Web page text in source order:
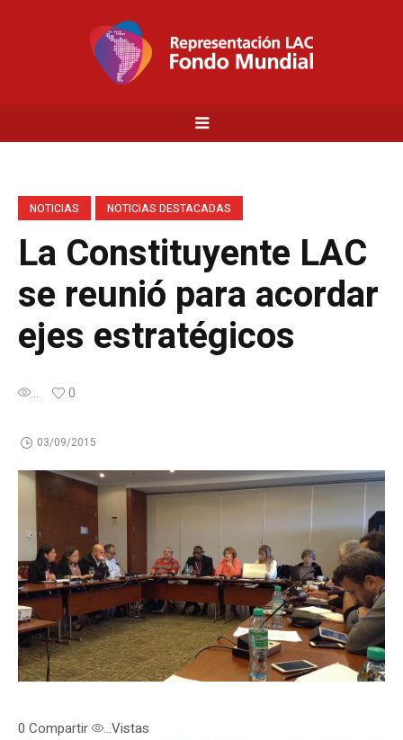
NOTICIAS NOTICIAS DESTACADAS
La Constituyente LAC
se reunió para acordar
ejes estratégicos
... 0
03/09/2015
0 Compartir ...Vistas